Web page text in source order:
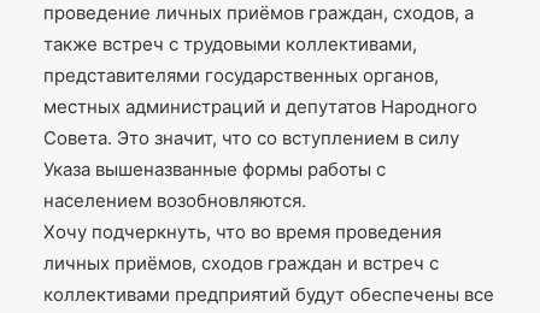
проведение личных приёмов граждан, сходов, а
также встреч с трудовыми коллективами,
представителями государственных органов,
местных администраций и депутатов Народного
Совета. Это значит, что со вступлением в силу
Указа вышеназванные формы работы с
населением возобновляются.
Хочу подчеркнуть, что во время проведения
личных приёмов, сходов граждан и встреч с
коллективами предприятий будут обеспечены все